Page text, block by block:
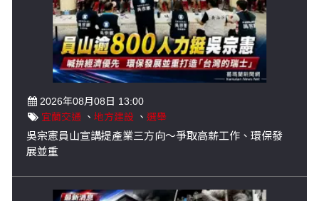
2026年08月08日 13:00
宜蘭交通 、 地方建設 、 選舉
吳宗憲員山宣講提產業三方向～爭取高薪工作、環保發
展並重